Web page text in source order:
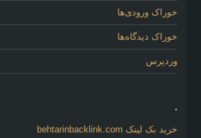
خوراک ورودی‌ها
خوراک دیدگاه‌ها
وردپرس
.
خرید بک لینک behtarinbacklink.com